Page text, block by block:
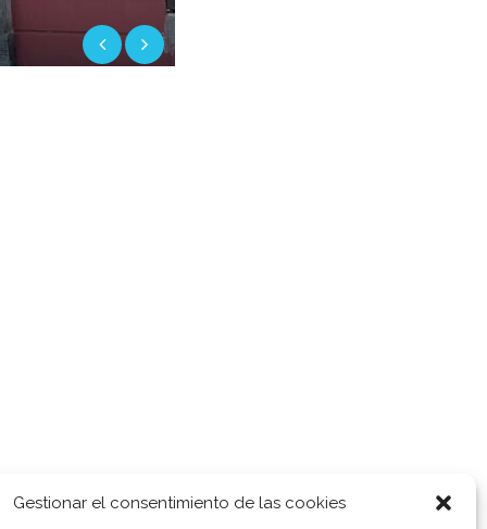
Gestionar el consentimiento de las cookies